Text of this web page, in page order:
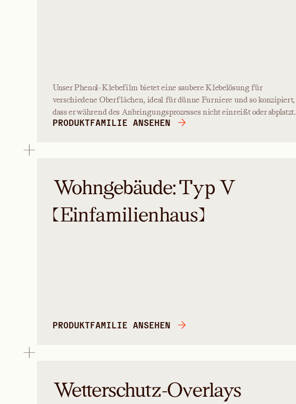
Unser Phenol-Klebefilm bietet eine saubere Klebelösung für
verschiedene Oberflächen, ideal für dünne Furniere und so konzipiert,
dass er während des Anbringungsprozesses nicht einreißt oder abplatzt.
PRODUKTFAMILIE ANSEHEN
Wohngebäude: Typ V
(Einfamilienhaus)
PRODUKTFAMILIE ANSEHEN
Wetterschutz-Overlays